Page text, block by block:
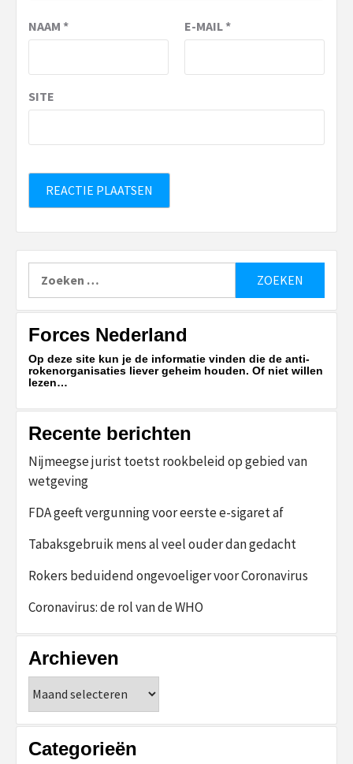
NAAM * E-MAIL*
SITE
naar:
Forces Nederland
Op deze site kun je de informatie vinden die de anti-
rokenorganisaties liever geheim houden. Of niet willen
lezen…
Recente berichten
Nijmeegse jurist toetst rookbeleid op gebied van
wetgeving
FDA geeft vergunning voor eerste e-sigaret af
Tabaksgebruik mens al veel ouder dan gedacht
Rokers beduidend ongevoeliger voor Coronavirus
Coronavirus: de rol van de WHO
Archieven
Categorieën